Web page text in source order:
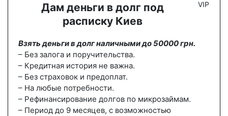
Дам деньги в долг под
расписку Киев
Взять деньги в долг наличными до 50000 грн.
– Без залога и поручительства.
– Кредитная история не важна.
– Без страховок и предоплат.
– На любые потребности.
– Рефинансирование долгов по микрозаймам.
– Период до 9 месяцев, с возможностью
VIP